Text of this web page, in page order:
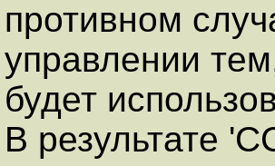
противном
управлении
будет
В результате